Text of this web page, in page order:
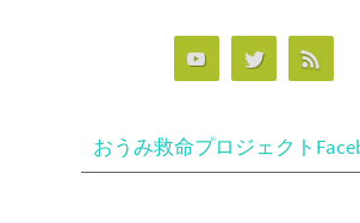
おうみ救命プロジェクト